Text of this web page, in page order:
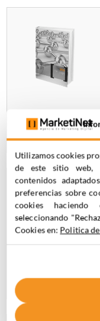
Utilizamos cookies
de este sitio web,
contenidos
preferencias sobre
cookies
seleccionando
Cookies en: Politica